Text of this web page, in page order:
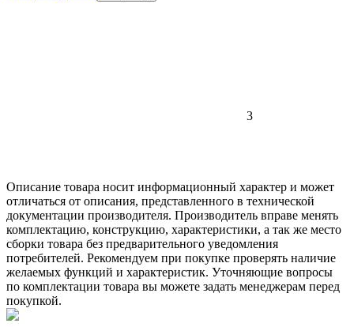
3
Описание товара носит информационный характер и может
отличаться от описания, представленного в технической
документации производителя. Производитель вправе менять
комплектацию, конструкцию, характеристики, а так же место
сборки товара без предварительного уведомления
потребителей. Рекомендуем при покупке проверять наличие
желаемых функций и характеристик. Уточняющие вопросы
по комплектации товара вы можете задать менеджерам перед
покупкой.